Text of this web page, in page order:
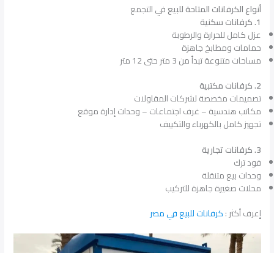
أنواع الكرفانات المتاحة للبيعفي التجمع
1. كرفانات سكنية
عزل كامل للحرارة والرطوبة
حمامات ومطابخ جاهزة
مساحات متنوعة تبدأ من 3 متر حتى 12 متر
2. كرفانات مكتبية
تصميمات مخصصة لشركات المقاولات
مكاتب هندسية – غرف اجتماعات – وحدات إدارة موقع
تجهيز كامل بالكهرباء والتكييف
3. كرفانات تجارية
فود ترك
وحدات بيع متنقلة
محلات صغيرة جاهزة للتركيب
إعرف أكثر :كرفانات للبيع في مصر